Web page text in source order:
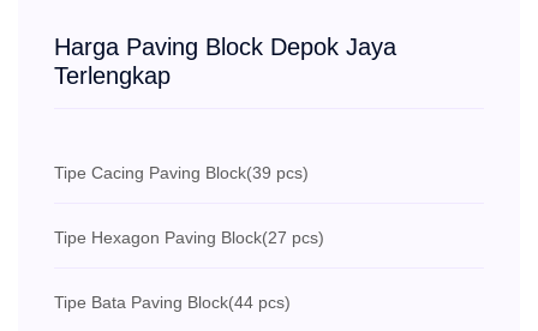
Harga Paving Block Depok Jaya
Terlengkap
Tipe Cacing Paving Block(39 pcs)
Tipe Hexagon Paving Block(27 pcs)
Tipe Bata Paving Block(44 pcs)